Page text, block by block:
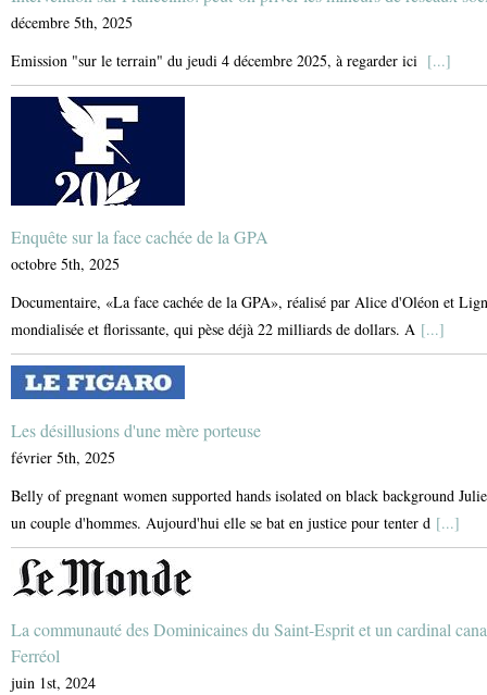
décembre 5th, 2025
Emission "sur le terrain" du jeudi 4 décembre 2025, à regarder ici [...]
Enquête sur la face cachée de la GPA
octobre 5th, 2025
Documentaire, «La face cachée de la GPA», réalisé par Alice d'Oléon et
mondialisée et florissante, qui pèse déjà 22 milliards de dollars. A [...]
Les désillusions d'une mère porteuse
février 5th, 2025
Belly of pregnant women supported hands isolated on black background
un couple d'hommes. Aujourd'hui elle se bat en justice pour tenter d [...]
La communauté des Dominicaines du Saint-Esprit et un cardinal
Ferréol
juin 1st, 2024